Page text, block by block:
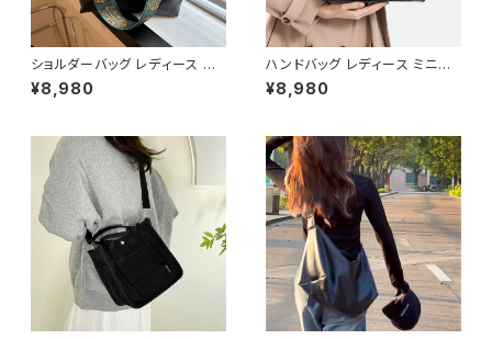
ショルダーバッグ レディース 大
容量バッグ ワイドストラップバッ
グ カジュアルバッグ 韓国風バッ
ジュ K-B0306
¥8,980
ハンドバッグ レディース ミニバ
ッグ ショルダーバッグ レトロバッ
グ 韓国風バッグ コンパクトバッ
ン ホワイト K-B0305
¥8,980